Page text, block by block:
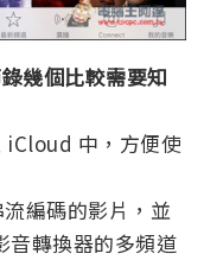
幾個比較需要知
iCloud 中，方便使
編碼的影片，並
轉換器的多頻道